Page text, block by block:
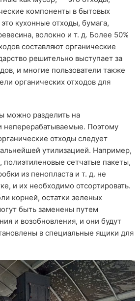
компоненты в бытовых
кухонные отходы, бумага,
волокно и т. д. Более 50%
составляют органические
решительно выступает за
и многие пользователи также
органических отходов для
можно разделить на
неперерабатываемые. Поэтому
отходы следует
утилизацией. Например,
полиэтиленовые сетчатые пакеты,
из пенопласта и т. д. не
и их необходимо отсортировать.
корней, остатки зеленых
быть заменены путем
и возобновления, и они будут
в специальные ящики для